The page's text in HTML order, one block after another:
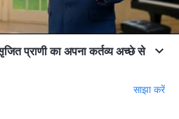
प्राणी का अपना कर्तव्य अच्छे से
साझा करें